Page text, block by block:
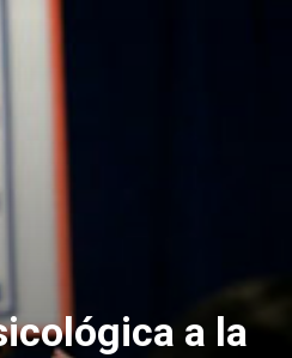
a la